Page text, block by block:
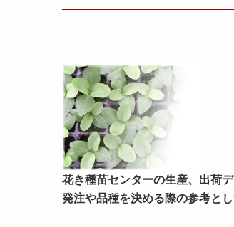
花き種苗センターの生産、出荷
発注や品種を決める際の参考とし